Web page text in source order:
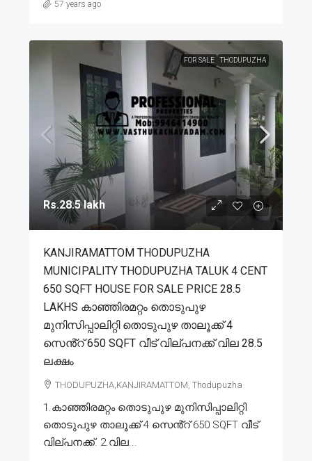
57 years ago
FOR SALE THODUPUZHA
Rs.28.5 lakh
KANJIRAMATTOM THODUPUZHA
MUNICIPALITY THODUPUZHA TALUK 4 CENT
650 SQFT HOUSE FOR SALE PRICE 28.5
LAKHS കാഞ്ഞിരമറ്റം തൊടുപുഴ
മുനിസിപ്പാലിറ്റി തൊടുപുഴ താലൂക്ക് 4
സെൻ്റ് 650 SQFT വീട് വില്പനക്ക് വില 28.5
ലക്ഷം
THODUPUZHA,KANJIRAMATTOM, Thodupuzha
1.കാഞ്ഞിരമറ്റം തൊടുപുഴ മുനിസിപ്പാലിറ്റി
തൊടുപുഴ താലൂക്ക് 4 സെൻ്റ് 650 SQFT വീട്
വില്പനക്ക്. 2.വില...